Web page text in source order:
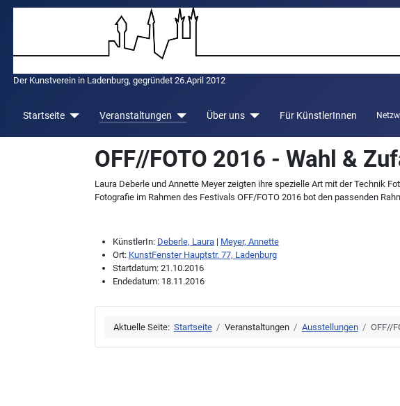
Der Kunstverein in Ladenburg, gegründet 26.April 2012
Startseite Veranstaltungen Über uns Für KünstlerInnen
OFF//FOTO 2016 - Wahl &
Laura Deberle und Annette Meyer zeigten ihre spezielle Art mit der Technik
Fotografie im Rahmen des Festivals OFF/FOTO 2016 bot den passenden
KünstlerIn: Deberle, Laura| Meyer, Annette
Ort: KunstFenster Hauptstr. 77, Ladenburg
Startdatum: 21.10.2016
Endedatum: 18.11.2016
Aktuelle Seite: Startseite Veranstaltungen Ausstellungen OFF//